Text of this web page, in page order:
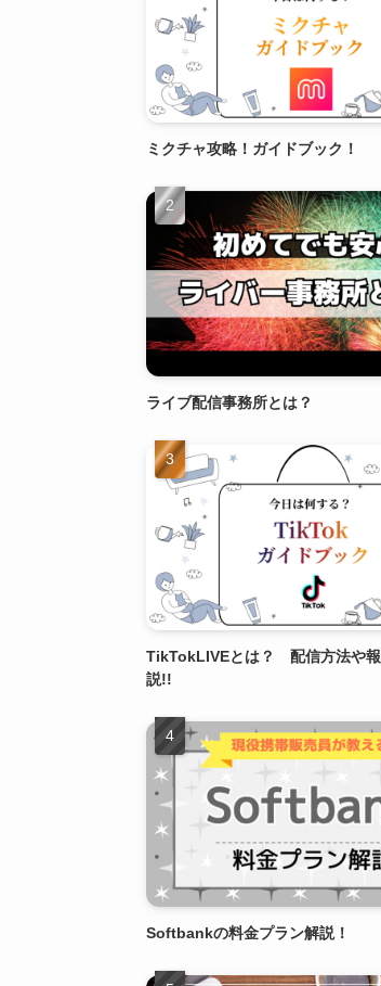
ミクチャ攻略！ガイドブック！
ライブ配信事務所とは？
TikTokLIVEとは？ 配信方法や
説!!
Softbankの料金プラン解説！